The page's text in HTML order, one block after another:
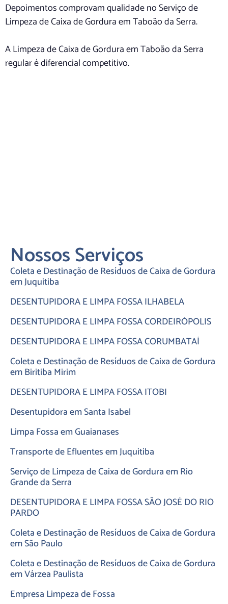
Depoimentos comprovam qualidade no Serviço de
Limpeza de Caixa de Gordura em Taboão da Serra.
A Limpeza de Caixa de Gordura em Taboão da Serra
regular é diferencial competitivo.
Nossos Serviços
Coleta e Destinação de Resíduos de Caixa de Gordura
em Juquitiba
DESENTUPIDORA E LIMPA FOSSA ILHABELA
DESENTUPIDORA E LIMPA FOSSA CORDEIRÓPOLIS
DESENTUPIDORA E LIMPA FOSSA CORUMBATAÍ
Coleta e Destinação de Resíduos de Caixa de Gordura
em Biritiba Mirim
DESENTUPIDORA E LIMPA FOSSA ITOBI
Desentupidora em Santa Isabel
Limpa Fossa em Guaianases
Transporte de Efluentes em Juquitiba
Serviço de Limpeza de Caixa de Gordura em Rio
Grande da Serra
DESENTUPIDORA E LIMPA FOSSA SÃO JOSÉ DO RIO
PARDO
Coleta e Destinação de Resíduos de Caixa de Gordura
em São Paulo
Coleta e Destinação de Resíduos de Caixa de Gordura
em Várzea Paulista
Empresa Limpeza de Fossa